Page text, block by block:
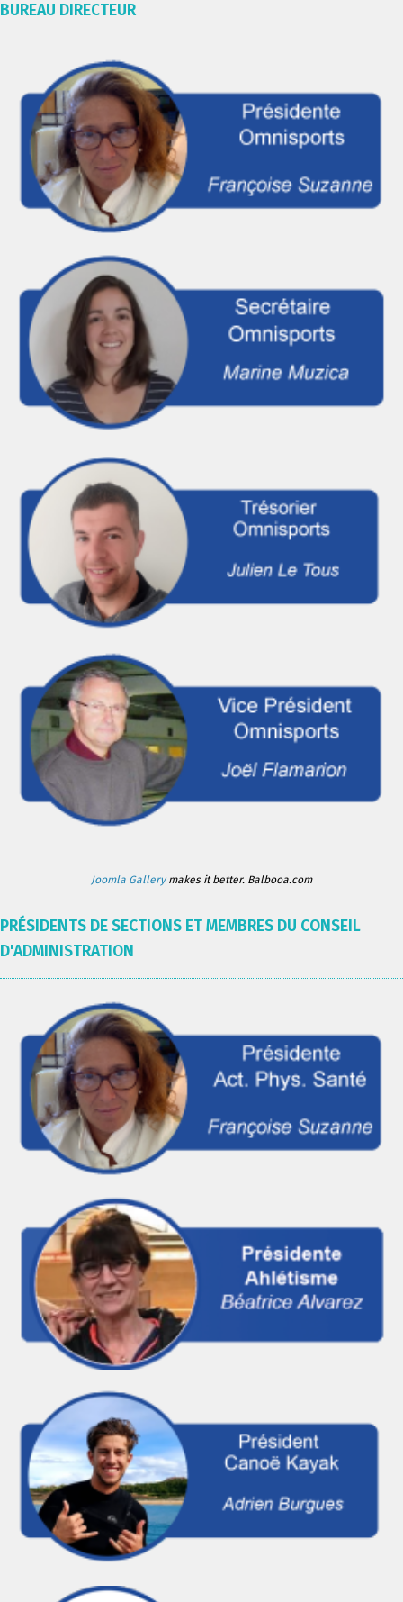
BUREAU DIRECTEUR
Joomla Gallerymakes it better. Balbooa.com
PRÉSIDENTS DE SECTIONS ET MEMBRES DU CONSEIL
D'ADMINISTRATION